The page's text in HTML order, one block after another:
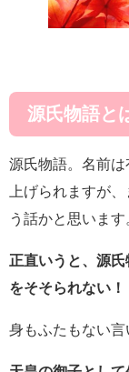
源氏物語と
源氏物語。名前
上げられますが
う話かと思います
正直いうと、源
をそそられない！
身もふたもない言